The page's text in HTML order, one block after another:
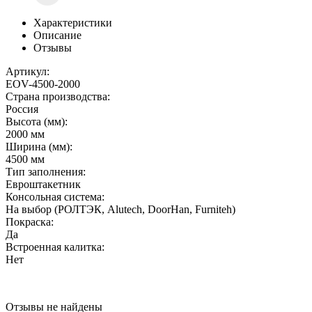
Характеристики
Описание
Отзывы
Артикул:
EOV-4500-2000
Страна производства:
Россия
Высота (мм):
2000 мм
Ширина (мм):
4500 мм
Тип заполнения:
Евроштакетник
Консольная система:
На выбор (РОЛТЭК, Alutech, DoorHan, Furniteh)
Покраска:
Да
Встроенная калитка:
Нет
Отзывы не найдены